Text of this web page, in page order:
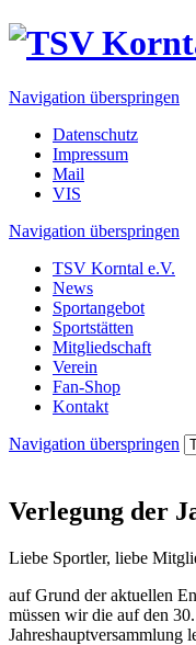
Navigation überspringen
Datenschutz
Impressum
Mail
VIS
Navigation überspringen
TSV Korntal e.V.
News
Sportangebot
Sportstätten
Mitgliedschaft
Verein
Fan-Shop
Kontakt
Navigation überspringen
Verlegung der
Liebe Sportler, liebe
auf Grund der aktuellen
müssen wir die auf den
Jahreshauptversammlung